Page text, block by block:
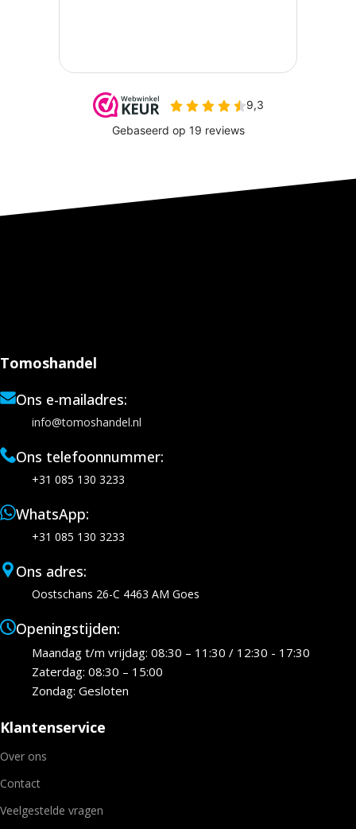
Tomoshandel
Ons e-mailadres:
info@tomoshandel.nl
Ons telefoonnummer:
+31 085 130 3233
WhatsApp:
+31 085 130 3233
Ons adres:
Oostschans 26-C 4463 AM Goes
Openingstijden:
Maandag t/m vrijdag: 08:30 – 11:30 / 12:30 - 17:30
Zaterdag: 08:30 – 15:00
Zondag: Gesloten
Klantenservice
Over ons
Contact
Veelgestelde vragen